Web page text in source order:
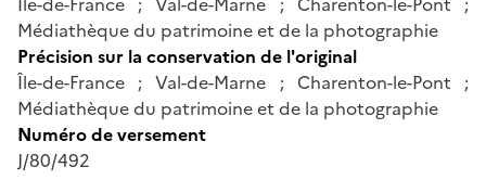
Médiathèque du patrimoine et de la photographie
Précision sur la conservation de l'original
Île-de-France ; Val-de-Marne ; Charenton-le-Pont ;
Médiathèque du patrimoine et de la photographie
Numéro de versement
J/80/492